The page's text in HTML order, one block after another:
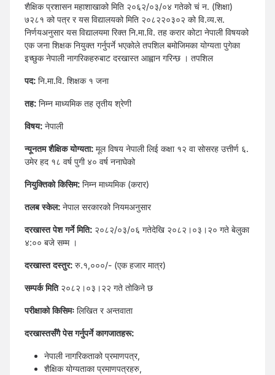
शैक्षिक प्रशासन महाशाखाको मिति २०६२/०३/०४ गतेको चं न. (शिक्षा)
७२८१ को पत्र र यस विद्यालयको मिति २०८२२०३०२ को वि.व्य.स.
निर्णयअनुसार यस विद्यालयमा रिक्त नि.मा.वि. तह करार कोटा नेपाली विषयको
एक जना शिक्षक नियुक्त गर्नुपर्ने भएकोले तपशिल बमोजिमका योग्यता पुगेका
इच्छुक नेपाली नागरिकहरुबाट दरखास्त आह्वान गरिन्छ । तपशिल
पद: नि.मा.वि. शिक्षक १ जना
तह: निम्न माध्यमिक तह तृतीय श्रेणी
विषय: नेपाली
न्यूनतम शैक्षिक योग्यता: मूल विषय नेपाली लिई कक्षा १२ वा सोसरह उत्तीर्ण ६.
उमेर हद १८ वर्ष पुगी ४० वर्ष ननाघेको
नियुक्तिको किसिम: निम्न माध्यमिक (करार)
तलब स्केल: नेपाल सरकारको नियमअनुसार
दरखास्त पेश गर्ने मिति: २०८२/०३/०६ गतेदेखि २०८२।०३।२० गते बेलुका
४:०० बजे सम्म ।
दरखास्त दस्तुर: रु.१,०००/- (एक हजार मात्र)
सम्पर्क मिति२०८२।०३।२२ गते तोकिने छ
परीक्षाको किसिमः लिखित र अन्तवाता
दरखास्तसँगै पेस गर्नुपर्ने कागजातहरू:
नेपाली नागरिकताको प्रमाणपत्र,
शैक्षिक योग्यताका प्रमाणपत्रहरु,